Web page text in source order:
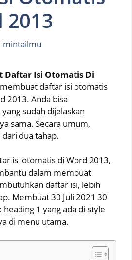
2013
mintailmu
Daftar Isi Otomatis Di
daftar isi otomatis
2013. Anda bisa
sudah dijelaskan
sama. Secara umum,
dua tahap.
isi otomatis di Word 2013,
dalam membuat
daftar isi, lebih
Membuat 30 Juli 2021 30
heading 1 yang ada di style
di menu utama.